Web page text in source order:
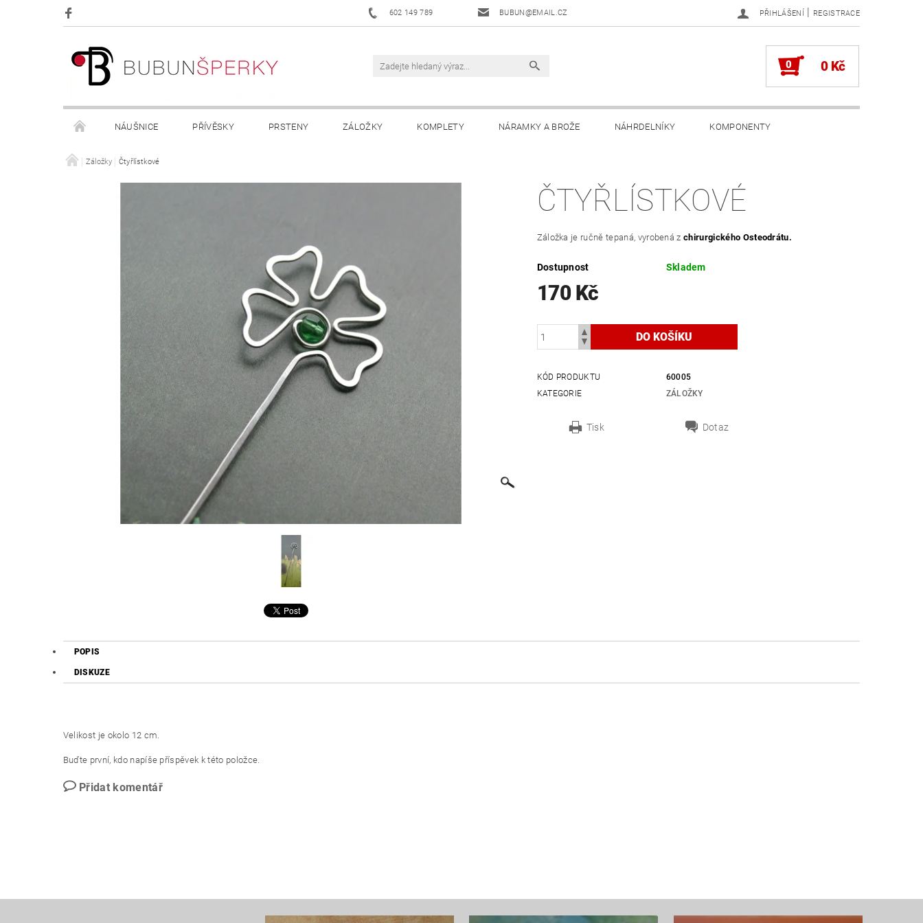
602 149 789 BUBUN@EMAIL.CZ PŘIHLÁŠENÍ | REGISTRACE
0 0 Kč
NÁUŠNICE PŘÍVĚSKY PRSTENY ZÁLOŽKY KOMPLETY NÁRAMKY A BROŽE NÁHRDELNÍKY KOMPONENTY
OBCHODNÍ PODMÍNKY
Záložky Čtyřlístkové
ČTYŘLÍSTKOVÉ
Záložka je ručně tepaná, vyrobená zchirurgického Osteodrátu.
Dostupnost Skladem
170 Kč
KÓD PRODUKTU
60005
KATEGORIE
ZÁLOŽKY
Tisk Dotaz
POPIS
DISKUZE
Velikost je okolo 12 cm.
Buďte první, kdo napíše příspěvek k této položce.
Přidat komentář